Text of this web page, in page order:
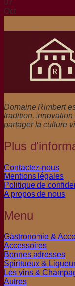
07
Oct
Domaine Rimbert
tradition, innovation
partager la culture
Plus
Contactez-nous
Mentions légales
Politique de
A propos de nous
Menu
Gastronomie &
Accessoires
Bonnes adresses
Spiritueux &
Les vins &
Autres